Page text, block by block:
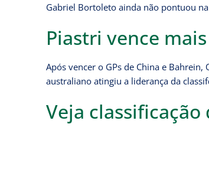
Gabriel Bortoleto ainda não pontuou
Piastri vence
Após vencer o GPs de China e
australiano atingiu a liderança da
Veja classificação